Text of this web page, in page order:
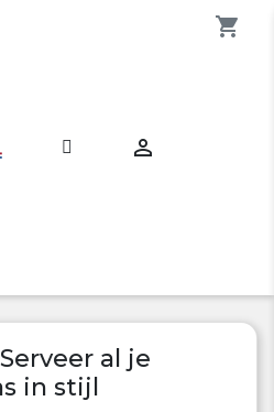

shopping_cart
al je
in stijl